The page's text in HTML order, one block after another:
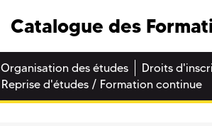
Catalogue des
Organisation des études Droits
Reprise d'études / Formation continue